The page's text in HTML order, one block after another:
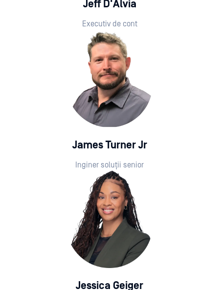
Jeff D'Alvia
Executiv de cont
James Turner Jr
Inginer soluții senior
Jessica Geiger